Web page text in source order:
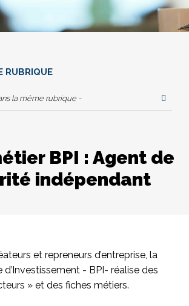
RUBRIQUE
la même rubrique -
BPI : Agent de
indépendant
et repreneurs d’entreprise, la
d’Investissement - BPI- réalise des
» et des fiches métiers.